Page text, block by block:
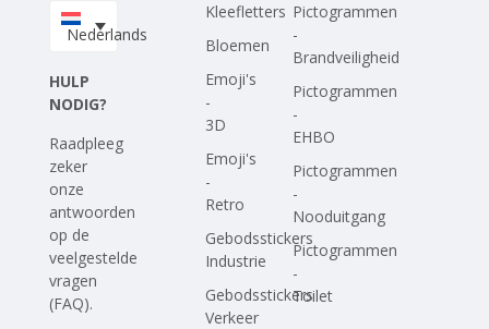
Upload je eigen ontwerp
Nederlands
HULP
NODIG?
Raadpleeg
zeker
onze
antwoorden
op de
veelgestelde
vragen
(FAQ).
Kleefletters
Bloemen
Emoji's
-
3D
Emoji's
-
Retro
Gebodsstickers
Industrie
Gebodsstickers
Verkeer
Pictogrammen
-
Brandveiligheid
Pictogrammen
-
EHBO
Pictogrammen
-
Nooduitgang
Pictogrammen
-
Toilet